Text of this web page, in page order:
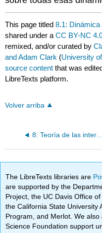
This page titled8.1:
shared under aCC BY-NC
remixed, and/or curated by
and Adam Clark (University
source content that was
LibreTexts platform.
Volver arriba
8: Teoría de las
The LibreTexts libraries are
are supported by the
Project, the UC Davis Office
the California State University
Program, and Merlot. We
Science Foundation support